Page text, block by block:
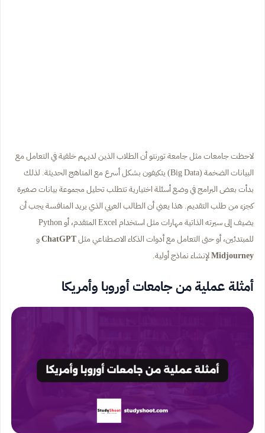
لاحظت جامعات مثل جامعة تورنتو أن الطلاب الذين لديهم خلفية في التعامل مع
البيانات الضخمة (Big Data) يتكيفون بشكل أسرع مع المناهج الحديثة. لذلك
بدأت بعض البرامج في وضع أسئلة اختيارية تتطلب تحليل مجموعة بيانات صغيرة
كجزء من طلب التقديم. هذا يعني أن الطالب العربي الذي يريد المنافسة يجب أن
يضيف إلى سيرته الذاتية مهارات مثل استخدام Excel المتقدم، أو Python
للمبتدئين، أو حتى التعامل مع أدوات الذكاء الاصطناعي مثلChatGPTو
Midjourneyلإنشاء نماذج أولية.
أمثلة عملية من جامعات أوروبا وأمريكا